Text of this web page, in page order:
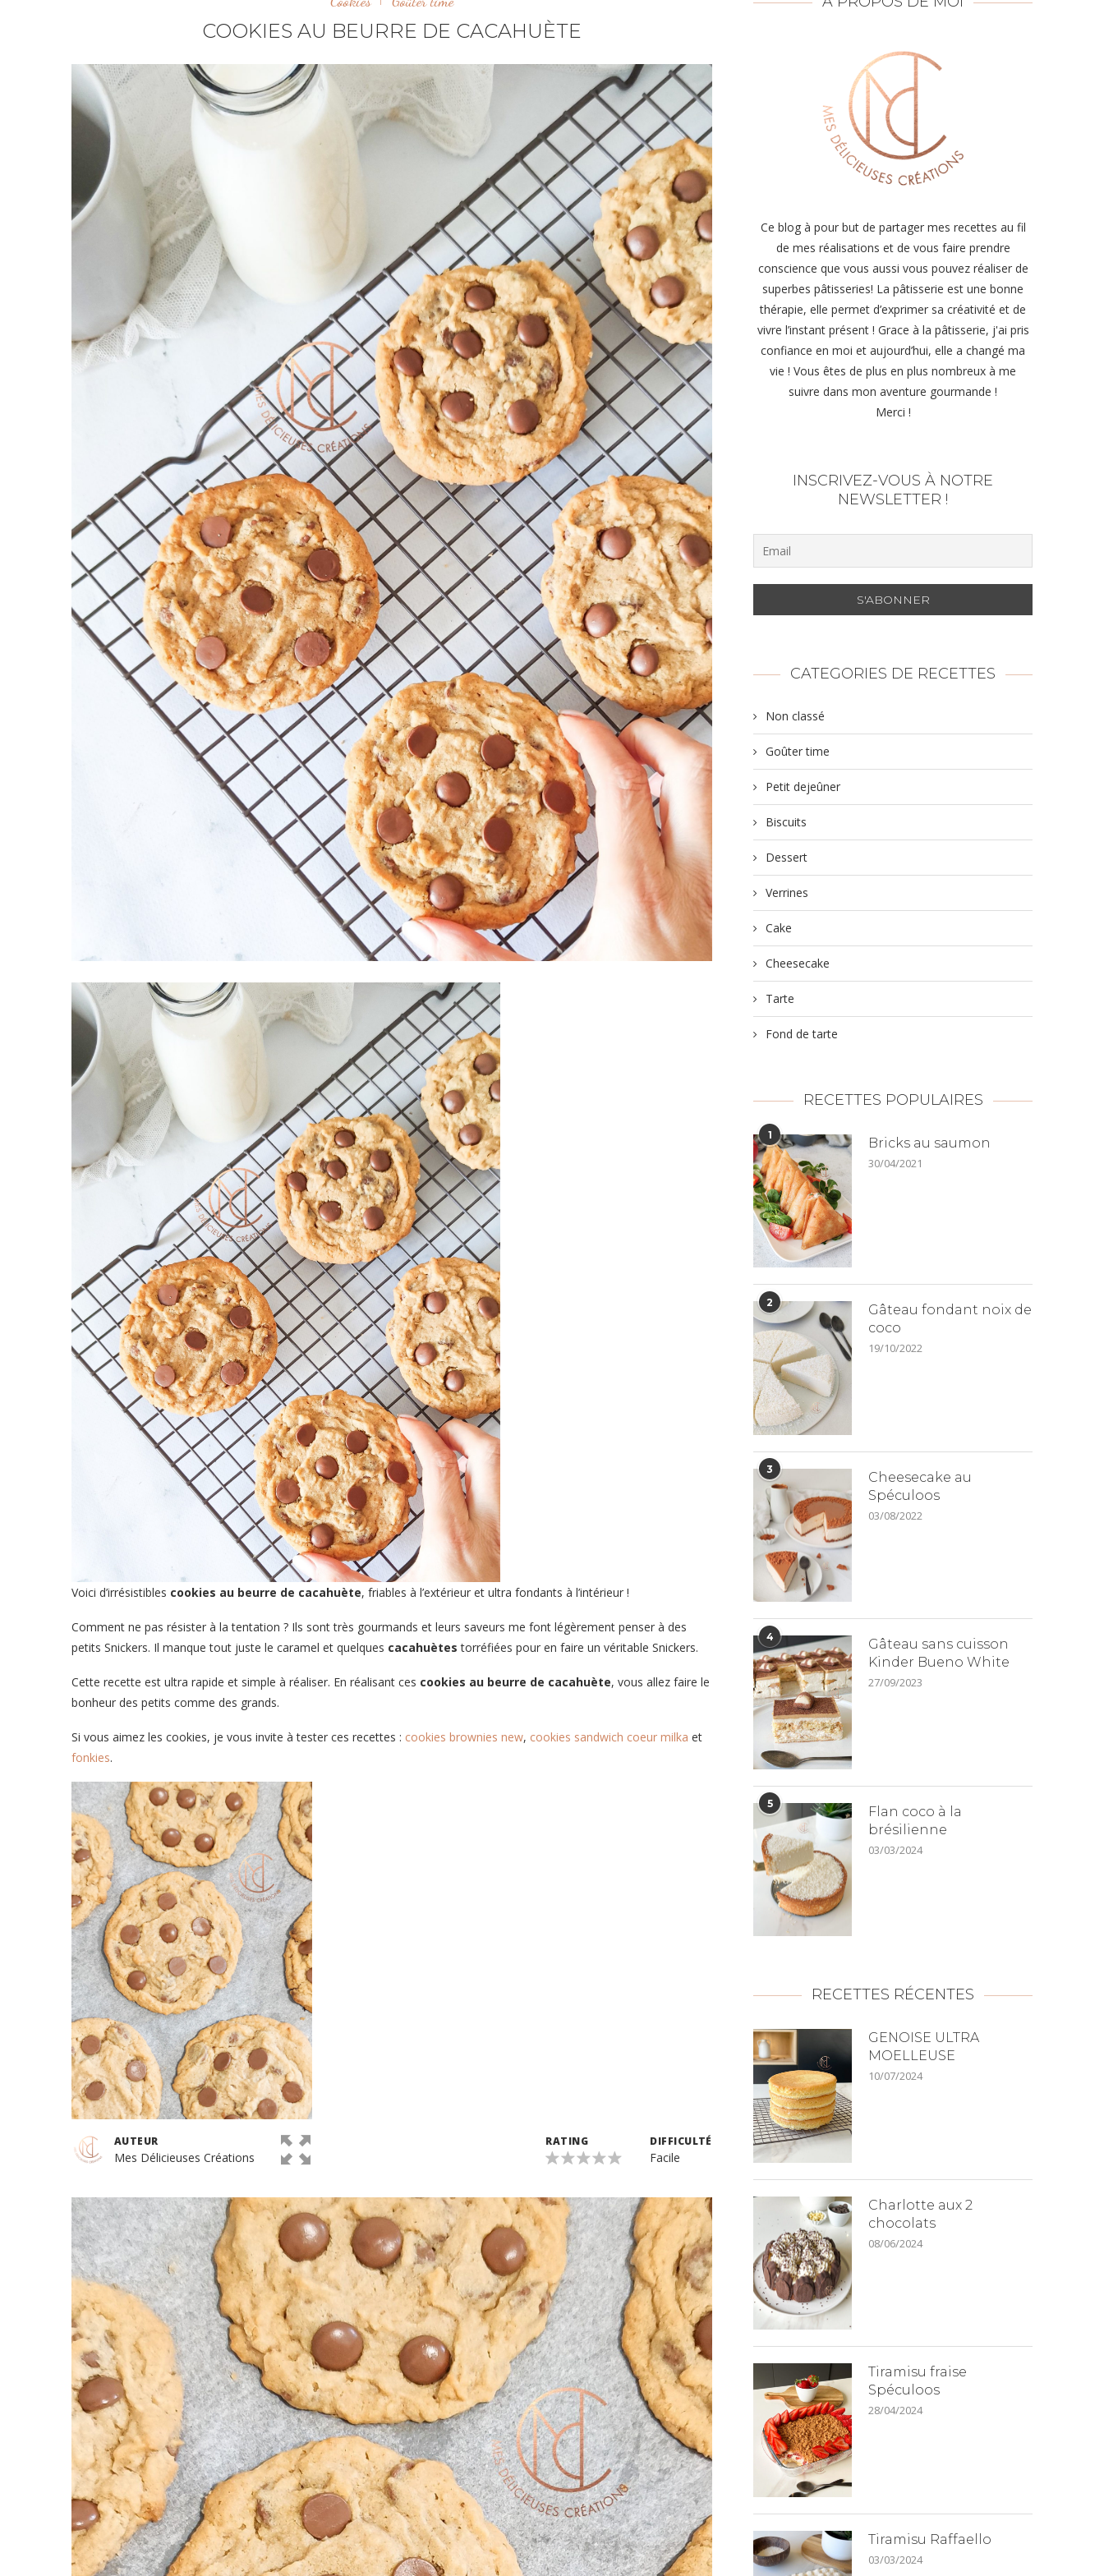
COOKIES AU BEURRE DE CACAHUÈTE
Voici d’irrésistibles cookies au beurre de cacahuète, friables à l’extérieur et ultra fondants à l’intérieur !
Comment ne pas résister à la tentation ? Ils sont très gourmands et leurs saveurs me font légèrement penser à des
petits Snickers. Il manque tout juste le caramel et quelques cacahuètestorréfiées pour en faire un véritable Snickers.
Cette recette est ultra rapide et simple à réaliser. En réalisant ces cookies au beurre de cacahuète, vous allez faire le
bonheur des petits comme des grands.
Si vous aimez les cookies, je vous invite à tester ces recettes : cookies brownies new, cookies sandwich coeur milka et
fonkies.
AUTEUR
Mes Délicieuses Créations
RATING DIFFICULTÉ
Facile
Ce blog à pour but de partager mes recettes au fil
de mes réalisations et de vous faire prendre
conscience que vous aussi vous pouvez réaliser de
superbes pâtisseries! La pâtisserie est une bonne
thérapie, elle permet d’exprimer sa créativité et de
vivre l’instant présent ! Grace à la pâtisserie, j'ai pris
confiance en moi et aujourd’hui, elle a changé ma
vie ! Vous êtes de plus en plus nombreux à me
suivre dans mon aventure gourmande !
Merci !
INSCRIVEZ-VOUS À NOTRE
NEWSLETTER !
CATEGORIES DE RECETTES
Non classé
Goûter time
Petit dejeûner
Biscuits
Dessert
Verrines
Cake
Cheesecake
Tarte
Fond de tarte
RECETTES POPULAIRES
1
Bricks au saumon
30/04/2021
2
Gâteau fondant noix de
coco
19/10/2022
3
Cheesecake au
Spéculoos
03/08/2022
4
Gâteau sans cuisson
Kinder Bueno White
27/09/2023
5
Flan coco à la
brésilienne
03/03/2024
RECETTES RÉCENTES
GENOISE ULTRA
MOELLEUSE
10/07/2024
Charlotte aux 2
chocolats
08/06/2024
Tiramisu fraise
Spéculoos
28/04/2024
Tiramisu Raffaello
03/03/2024